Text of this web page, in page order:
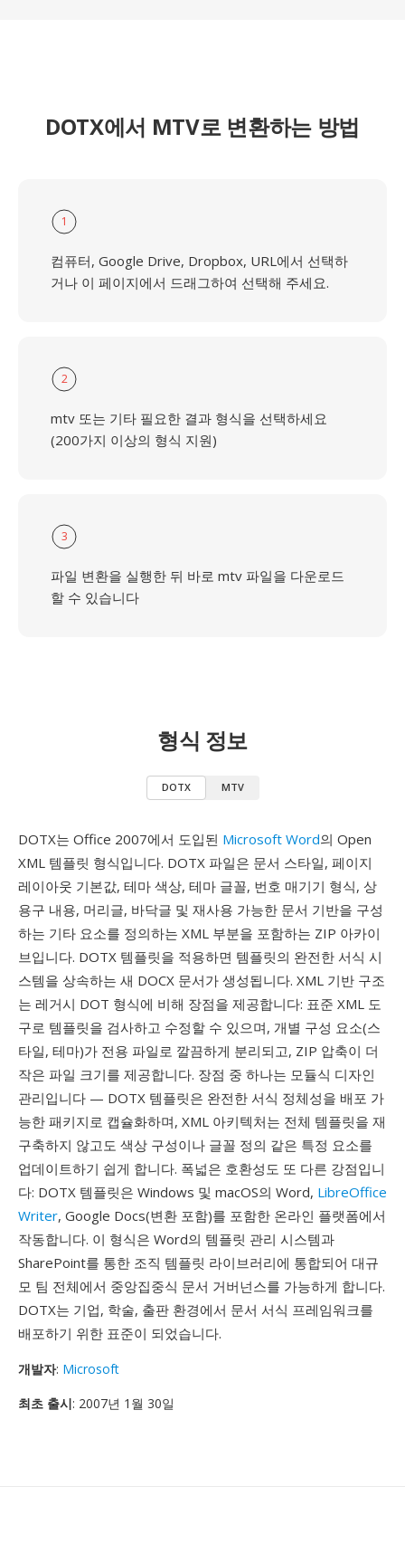
DOTX에서 MTV로 변환하는 방법
1
컴퓨터, Google Drive, Dropbox, URL에서 선택하
거나 이 페이지에서 드래그하여 선택해 주세요.
2
mtv 또는 기타 필요한 결과 형식을 선택하세요
(200가지 이상의 형식 지원)
3
파일 변환을 실행한 뒤 바로 mtv 파일을 다운로드
할 수 있습니다
형식 정보
DOTX MTV
DOTX는 Office 2007에서 도입된 Microsoft Word의 Open
XML 템플릿 형식입니다. DOTX 파일은 문서 스타일, 페이지
레이아웃 기본값, 테마 색상, 테마 글꼴, 번호 매기기 형식, 상
용구 내용, 머리글, 바닥글 및 재사용 가능한 문서 기반을 구성
하는 기타 요소를 정의하는 XML 부분을 포함하는 ZIP 아카이
브입니다. DOTX 템플릿을 적용하면 템플릿의 완전한 서식 시
스템을 상속하는 새 DOCX 문서가 생성됩니다. XML 기반 구조
는 레거시 DOT 형식에 비해 장점을 제공합니다: 표준 XML 도
구로 템플릿을 검사하고 수정할 수 있으며, 개별 구성 요소(스
타일, 테마)가 전용 파일로 깔끔하게 분리되고, ZIP 압축이 더
작은 파일 크기를 제공합니다. 장점 중 하나는 모듈식 디자인
관리입니다 — DOTX 템플릿은 완전한 서식 정체성을 배포 가
능한 패키지로 캡슐화하며, XML 아키텍처는 전체 템플릿을 재
구축하지 않고도 색상 구성이나 글꼴 정의 같은 특정 요소를
업데이트하기 쉽게 합니다. 폭넓은 호환성도 또 다른 강점입니
다: DOTX 템플릿은 Windows 및 macOS의 Word, LibreOffice
Writer, Google Docs(변환 포함)를 포함한 온라인 플랫폼에서
작동합니다. 이 형식은 Word의 템플릿 관리 시스템과
SharePoint를 통한 조직 템플릿 라이브러리에 통합되어 대규
모 팀 전체에서 중앙집중식 문서 거버넌스를 가능하게 합니다.
DOTX는 기업, 학술, 출판 환경에서 문서 서식 프레임워크를
배포하기 위한 표준이 되었습니다.
개발자: Microsoft
최초 출시: 2007년 1월 30일